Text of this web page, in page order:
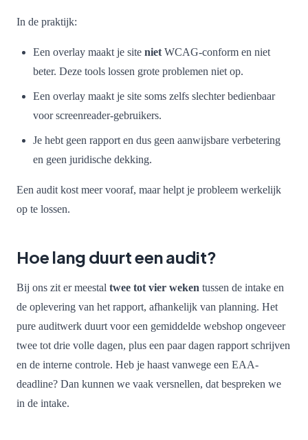
In de praktijk:
Een overlay maakt je site nietWCAG-conform en niet
beter. Deze tools lossen grote problemen niet op.
Een overlay maakt je site soms zelfs slechter bedienbaar
voor screenreader-gebruikers.
Je hebt geen rapport en dus geen aanwijsbare verbetering
en geen juridische dekking.
Een audit kost meer vooraf, maar helpt je probleem werkelijk
op te lossen.
Hoe lang duurt een audit?
Bij ons zit er meestal twee tot vier weken tussen de intake en
de oplevering van het rapport, afhankelijk van planning. Het
pure auditwerk duurt voor een gemiddelde webshop ongeveer
twee tot drie volle dagen, plus een paar dagen rapport schrijven
en de interne controle. Heb je haast vanwege een EAA-
deadline? Dan kunnen we vaak versnellen, dat bespreken we
in de intake.